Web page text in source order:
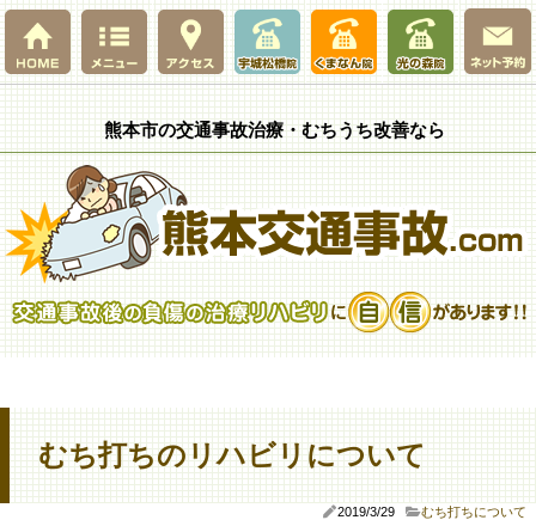
熊本市の交通事故治療・むちうち改善なら
むち打ちのリハビリについて
2019/3/29 むち打ちについて